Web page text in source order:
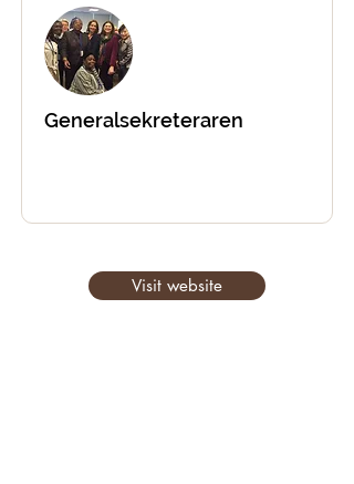
Generalsekreteraren
Visit website